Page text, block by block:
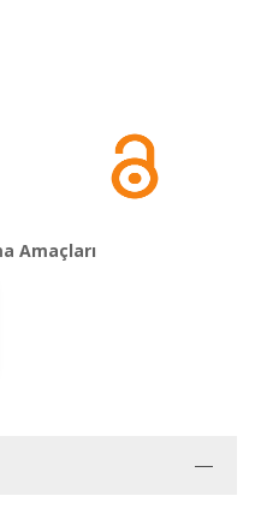
Amaçları